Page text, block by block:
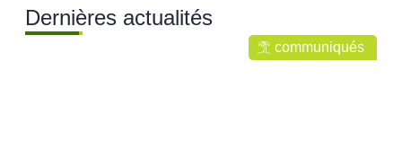
Dernières actualités
communiqués